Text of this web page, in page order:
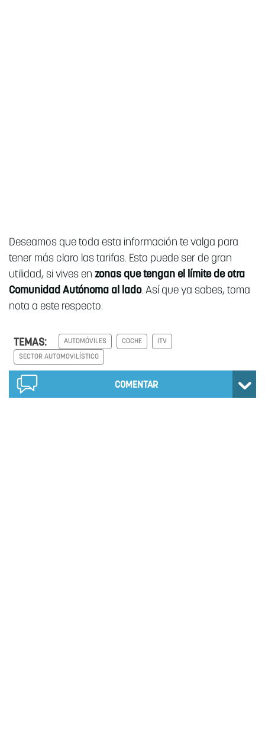
Deseamos que toda esta información te valga para
tener más claro las tarifas. Esto puede ser de gran
utilidad, si vives en zonas que tengan el límite de otra
Comunidad Autónoma al lado. Así que ya sabes, toma
nota a este respecto.
TEMAS: AUTOMÓVILES COCHE ITV
SECTOR AUTOMOVILÍSTICO
COMENTAR